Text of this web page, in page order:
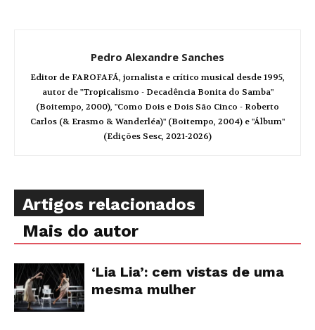
Pedro Alexandre Sanches
Editor de FAROFAFÁ, jornalista e crítico musical desde 1995,
autor de "Tropicalismo - Decadência Bonita do Samba"
(Boitempo, 2000), "Como Dois e Dois São Cinco - Roberto
Carlos (& Erasmo & Wanderléa)" (Boitempo, 2004) e "Álbum"
(Edições Sesc, 2021-2026)
Artigos relacionados
Mais do autor
‘Lia Lia’: cem vistas de uma
mesma mulher